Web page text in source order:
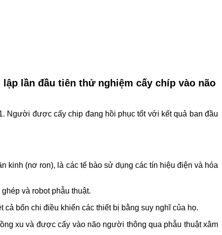
lần đầu tiên thử nghiệm cấy chíp vào não
Người được cấy chip đang hồi phục tốt với kết quả ban đầu
kinh (nơ ron), là các tế bào sử dụng các tín hiệu điện và hóa
và robot phẫu thuật.
bốn chi điều khiển các thiết bị bằng suy nghĩ của họ.
xu và được cấy vào não người thông qua phẫu thuật xâm